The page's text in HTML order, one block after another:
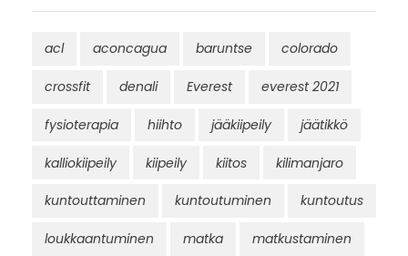
acl aconcagua baruntse colorado
crossfit denali Everest everest 2021
fysioterapia hiihto jääkiipeily jäätikkö
kalliokiipeily kiipeily kiitos kilimanjaro
kuntouttaminen kuntoutuminen kuntoutus
loukkaantuminen matka matkustaminen